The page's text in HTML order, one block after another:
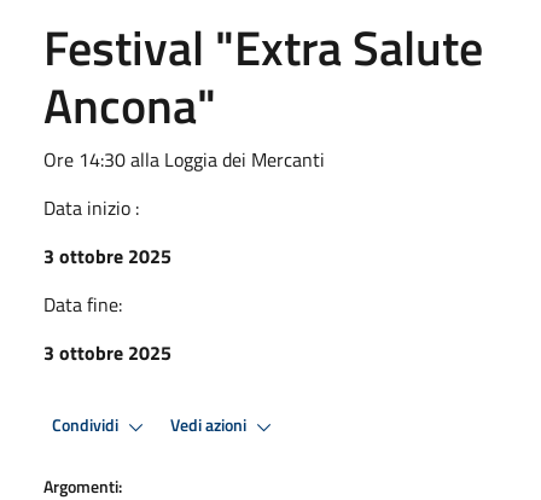
Festival "Extra Salute
Ancona"
Ore 14:30 alla Loggia dei Mercanti
Data inizio :
3 ottobre 2025
Data fine:
3 ottobre 2025
Condividi Vedi azioni
Argomenti: